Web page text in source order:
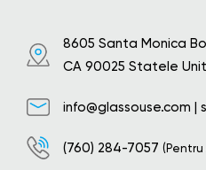
8605 Santa Monica
CA 90025 Statele
info@glassouse.com |
(760) 284-7057